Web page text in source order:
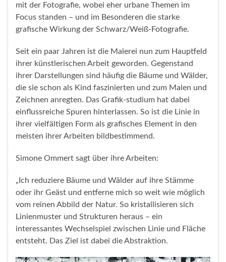
mit der Fotografie, wobei eher urbane Themen im
Focus standen – und im Besonderen die starke
grafische Wirkung der Schwarz/Weiß-Fotografie.
Seit ein paar Jahren ist die Malerei nun zum Hauptfeld
ihrer künstlerischen Arbeit geworden. Gegenstand
ihrer Darstellungen sind häufig die Bäume und Wälder,
die sie schon als Kind faszinierten und zum Malen und
Zeichnen anregten. Das Grafik-studium hat dabei
einflussreiche Spuren hinterlassen. So ist die Linie in
ihrer vielfältigen Form als grafisches Element in den
meisten ihrer Arbeiten bildbestimmend.
Simone Ommert sagt über ihre Arbeiten:
„Ich reduziere Bäume und Wälder auf ihre Stämme
oder ihr Geäst und entferne mich so weit wie möglich
vom reinen Abbild der Natur. So kristallisieren sich
Linienmuster und Strukturen heraus – ein
interessantes Wechselspiel zwischen Linie und Fläche
entsteht. Das Ziel ist dabei die Abstraktion.